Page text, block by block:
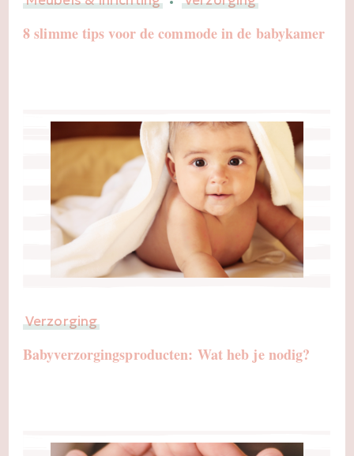
8 slimme tips voor de commode in de babykamer
Verzorging
Babyverzorgingsproducten: Wat heb je nodig?